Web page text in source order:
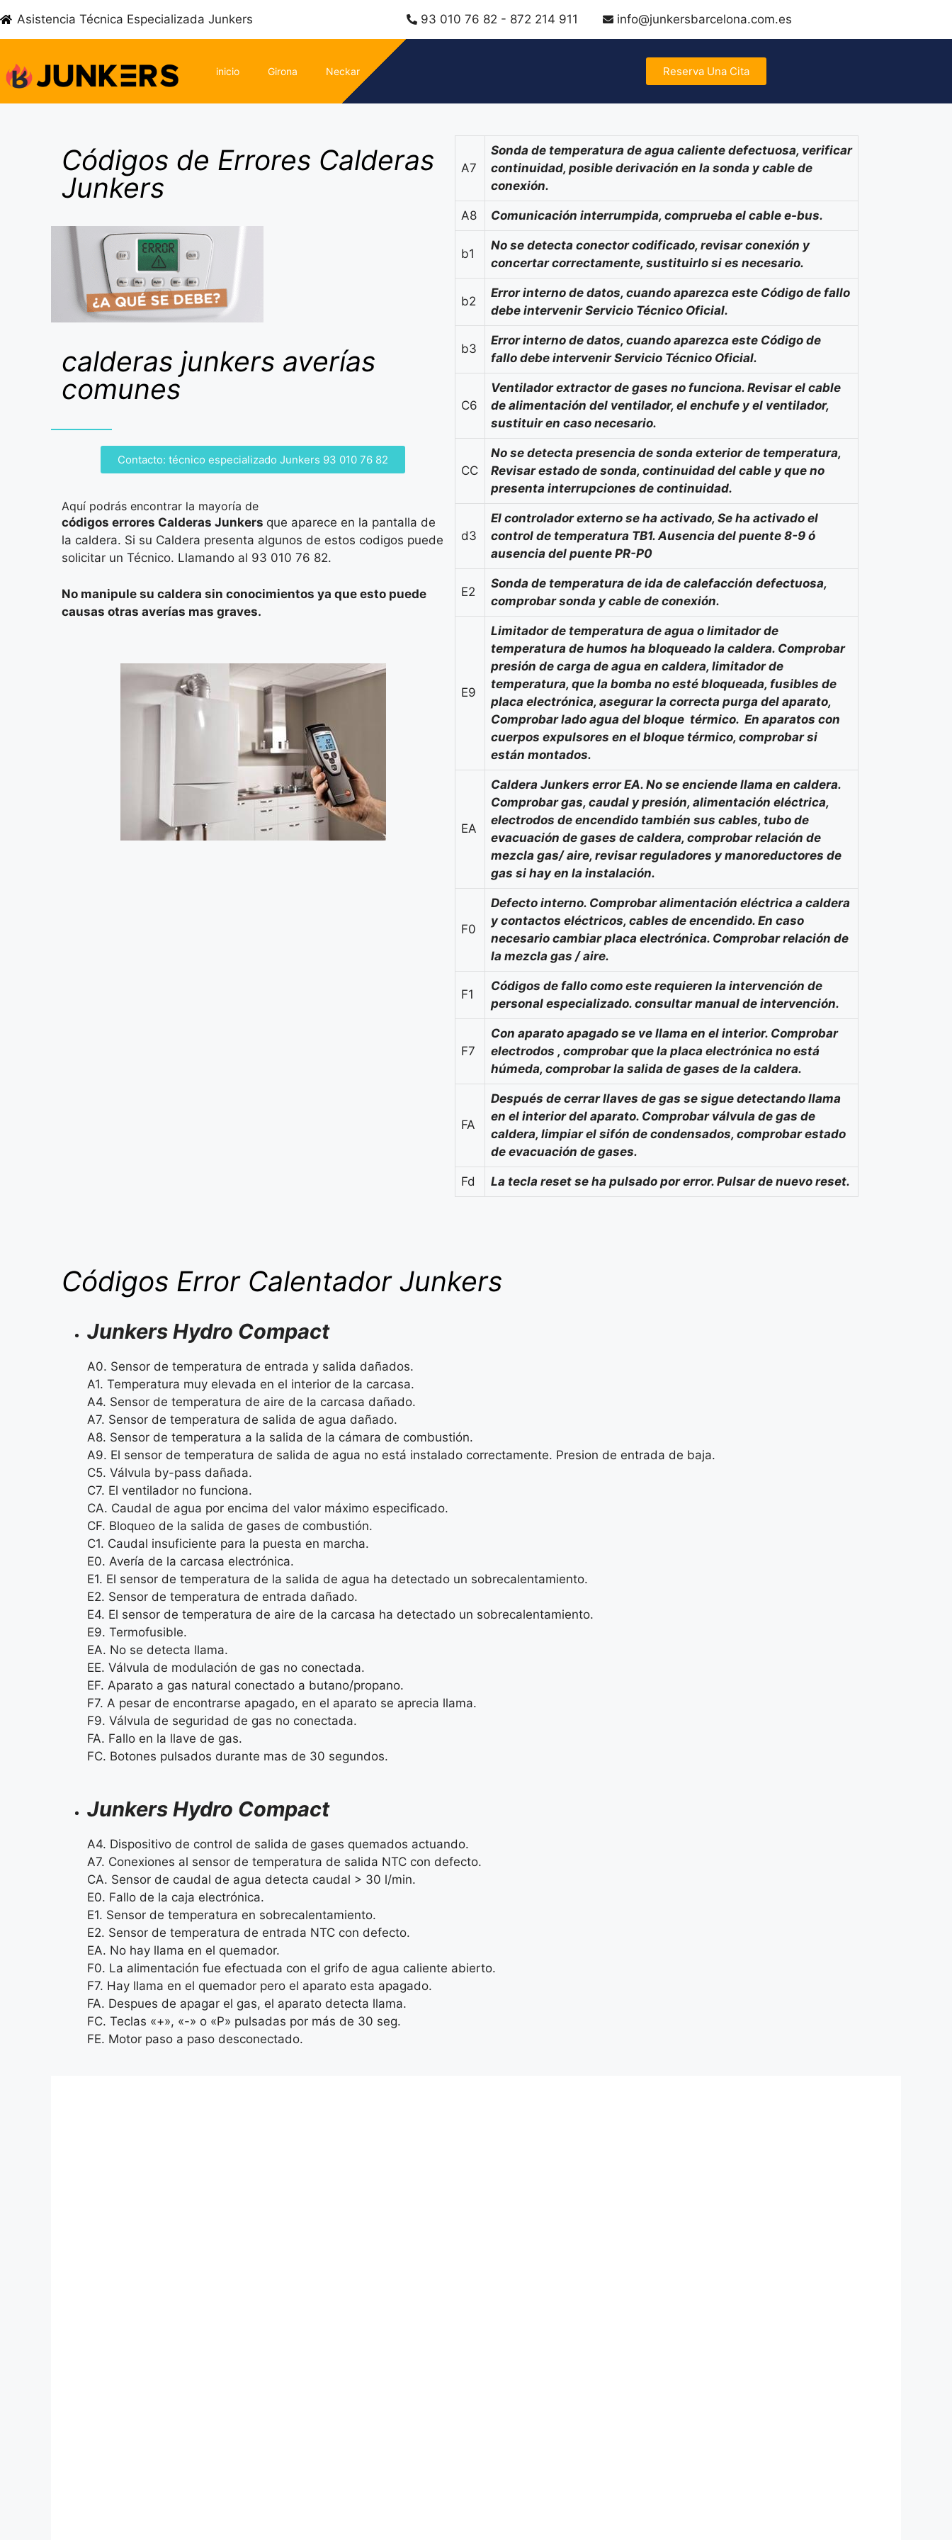
Asistencia Técnica Especializada Junkers 93 010 76 82 - 872 214 911 info@junkersbarcelona.com.es
inicio Girona Neckar Reserva Una Cita
Códigos de Errores Calderas
Junkers
calderas junkers averías
comunes
Contacto: técnico especializado Junkers 93 010 76 82
Aquí podrás encontrar la mayoría de
códigos errores Calderas Junkers que aparece en la pantalla de
la caldera. Si su Caldera presenta algunos de estos codigos puede
solicitar un Técnico. Llamando al 93 010 76 82.
No manipule su caldera sin conocimientos ya que esto puede
causas otras averías mas graves.
A7
Sonda de temperatura de agua caliente defectuosa, verificar
continuidad, posible derivación en la sonda y cable de
conexión.
A8 Comunicación interrumpida, comprueba el cable e-bus.
b1
No se detecta conector codificado, revisar conexión y
concertar correctamente, sustituirlo si es necesario.
b2
Error interno de datos, cuando aparezca este Código de fallo
debe intervenir Servicio Técnico Oficial.
b3
Error interno de datos, cuando aparezca este Código de
fallo debe intervenir Servicio Técnico Oficial.
C6
Ventilador extractor de gases no funciona. Revisar el cable
de alimentación del ventilador, el enchufe y el ventilador,
sustituir en caso necesario.
CC
No se detecta presencia de sonda exterior de temperatura,
Revisar estado de sonda, continuidad del cable y que no
presenta interrupciones de continuidad.
d3
El controlador externo se ha activado, Se ha activado el
control de temperatura TB1. Ausencia del puente 8-9 ó
ausencia del puente PR-P0
E2
Sonda de temperatura de ida de calefacción defectuosa,
comprobar sonda y cable de conexión.
E9
Limitador de temperatura de agua o limitador de
temperatura de humos ha bloqueado la caldera. Comprobar
presión de carga de agua en caldera, limitador de
temperatura, que la bomba no esté bloqueada, fusibles de
placa electrónica, asegurar la correcta purga del aparato,
Comprobar lado agua del bloque térmico. En aparatos con
cuerpos expulsores en el bloque térmico, comprobar si
están montados.
EA
Caldera Junkers error EA. No se enciende llama en caldera.
Comprobar gas, caudal y presión, alimentación eléctrica,
electrodos de encendido también sus cables, tubo de
evacuación de gases de caldera, comprobar relación de
mezcla gas/ aire, revisar reguladores y manoreductores de
gas si hay en la instalación.
F0
Defecto interno. Comprobar alimentación eléctrica a caldera
y contactos eléctricos, cables de encendido. En caso
necesario cambiar placa electrónica. Comprobar relación de
la mezcla gas / aire.
F1
Códigos de fallo como este requieren la intervención de
personal especializado. consultar manual de intervención.
F7
Con aparato apagado se ve llama en el interior. Comprobar
electrodos , comprobar que la placa electrónica no está
húmeda, comprobar la salida de gases de la caldera.
FA
Después de cerrar llaves de gas se sigue detectando llama
en el interior del aparato. Comprobar válvula de gas de
caldera, limpiar el sifón de condensados, comprobar estado
de evacuación de gases.
Fd La tecla reset se ha pulsado por error. Pulsar de nuevo reset.
Códigos Error Calentador Junkers
Junkers Hydro Compact
A0. Sensor de temperatura de entrada y salida dañados.
A1. Temperatura muy elevada en el interior de la carcasa.
A4. Sensor de temperatura de aire de la carcasa dañado.
A7. Sensor de temperatura de salida de agua dañado.
A8. Sensor de temperatura a la salida de la cámara de combustión.
A9. El sensor de temperatura de salida de agua no está instalado correctamente. Presion de entrada de baja.
C5. Válvula by-pass dañada.
C7. El ventilador no funciona.
CA. Caudal de agua por encima del valor máximo especificado.
CF. Bloqueo de la salida de gases de combustión.
C1. Caudal insuficiente para la puesta en marcha.
E0. Avería de la carcasa electrónica.
E1. El sensor de temperatura de la salida de agua ha detectado un sobrecalentamiento.
E2. Sensor de temperatura de entrada dañado.
E4. El sensor de temperatura de aire de la carcasa ha detectado un sobrecalentamiento.
E9. Termofusible.
EA. No se detecta llama.
EE. Válvula de modulación de gas no conectada.
EF. Aparato a gas natural conectado a butano/propano.
F7. A pesar de encontrarse apagado, en el aparato se aprecia llama.
F9. Válvula de seguridad de gas no conectada.
FA. Fallo en la llave de gas.
FC. Botones pulsados durante mas de 30 segundos.
Junkers Hydro Compact
A4. Dispositivo de control de salida de gases quemados actuando.
A7. Conexiones al sensor de temperatura de salida NTC con defecto.
CA. Sensor de caudal de agua detecta caudal > 30 l/min.
E0. Fallo de la caja electrónica.
E1. Sensor de temperatura en sobrecalentamiento.
E2. Sensor de temperatura de entrada NTC con defecto.
EA. No hay llama en el quemador.
F0. La alimentación fue efectuada con el grifo de agua caliente abierto.
F7. Hay llama en el quemador pero el aparato esta apagado.
FA. Despues de apagar el gas, el aparato detecta llama.
FC. Teclas «+», «-» o «P» pulsadas por más de 30 seg.
FE. Motor paso a paso desconectado.